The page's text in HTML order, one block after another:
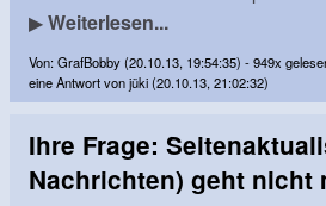
▶Weiterlesen...
Von: GrafBobby (20.10.13, 19:54:35) - 949x
eine Antwort von jüki (20.10.13, 21:02:32)
Ihre Frage:
Nachrichten) geht nicht